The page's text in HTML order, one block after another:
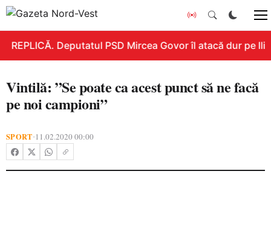
REPLICĂ. Deputatul PSD Mircea Govor îl atacă dur pe
Vintilă: ”Se poate ca acest punct să ne facă
pe noi campioni”
SPORT•11.02.2020 00:00